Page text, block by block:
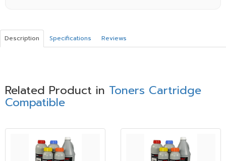
Description Specifications Reviews
Related Product in Toners Cartridge
Compatible